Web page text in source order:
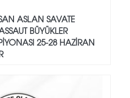
ASLAN SAVATE
BÜYÜKLER
25-28 HAZİRAN